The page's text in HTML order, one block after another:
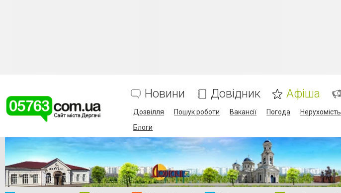
Новини Довідник Афіша
Дозвілля Пошук роботи Вакансії Погода Нерухомість
Блоги